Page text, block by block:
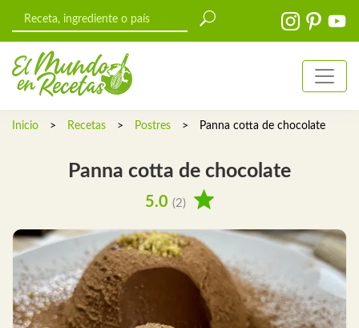
Inicio > Recetas > Postres > Panna cotta de chocolate
Panna cotta de chocolate
5.0 (2)